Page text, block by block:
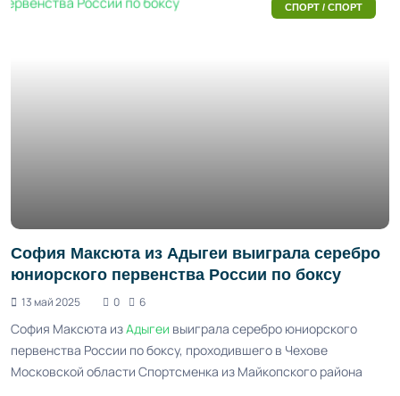
СПОРТ / СПОРТ
София Максюта из Адыгеи выиграла серебро
юниорского первенства России по боксу
13 май 2025 0 6
София Максюта изАдыгеи выиграла серебро юниорского
первенства России по боксу, проходившего в Чехове
Московской области Спортсменка из Майкопского района